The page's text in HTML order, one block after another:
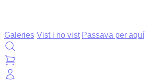
Galeries Vist i no vist Passava per aquí